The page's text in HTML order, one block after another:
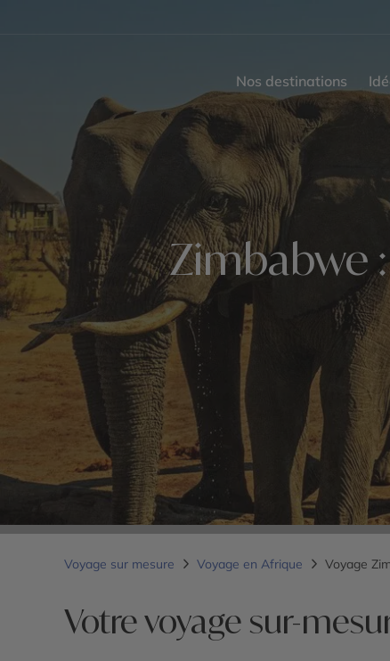
Nos destinations
Zimbabwe
Voyage sur mesure Voyage en Afrique Voyage
Votre voyage sur-